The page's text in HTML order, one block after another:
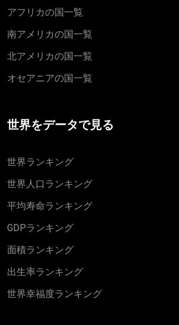
アフリカの国一覧
南アメリカの国一覧
北アメリカの国一覧
オセアニアの国一覧
世界をデータで見る
世界ランキング
世界人口ランキング
平均寿命ランキング
GDPランキング
面積ランキング
出生率ランキング
世界幸福度ランキング